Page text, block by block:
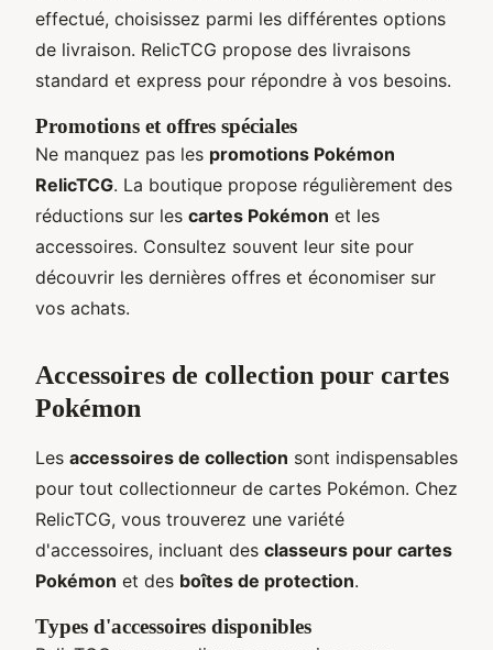
effectué, choisissez parmi les différentes options
de livraison. RelicTCG propose des livraisons
standard et express pour répondre à vos besoins.
Promotions et offres spéciales
Ne manquez pas les promotions Pokémon
RelicTCG. La boutique propose régulièrement des
réductions sur les cartes Pokémon et les
accessoires. Consultez souvent leur site pour
découvrir les dernières offres et économiser sur
vos achats.
Accessoires de collection pour cartes
Pokémon
Les accessoires de collection sont indispensables
pour tout collectionneur de cartes Pokémon. Chez
RelicTCG, vous trouverez une variété
d'accessoires, incluant des classeurs pour cartes
Pokémon et des boîtes de protection.
Types d'accessoires disponibles